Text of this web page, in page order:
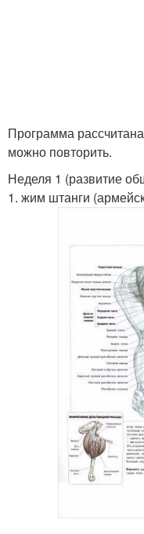
Программа
можно повторить.
Неделя 1 (развитие
1. жим штанги